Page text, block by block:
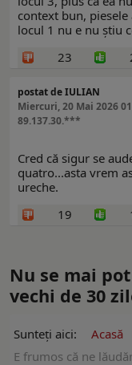
context bun,
locul 1 nu e nu știu
23
postat de IULIAN
Miercuri, 20 Mai 2026
89.137.30.***
Cred că sigur se
quatro...asta vrem
ureche.
19
Nu se mai
vechi de 30
Sunteți aici: Acasă
E frumos că ne